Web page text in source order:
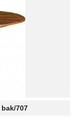
bak/707